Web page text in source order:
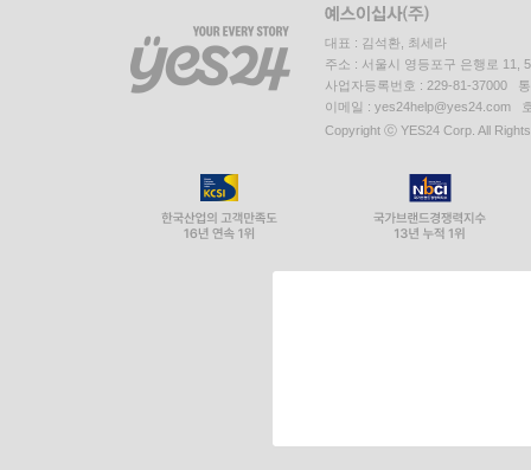
대표 : 김석환, 최세라
주소 : 서울시 영등포구 은행로 11,
사업자등록번호 : 229-81-37000
이메일 : yes24help@yes24.com
Copyright ⓒ YES24 Corp. All